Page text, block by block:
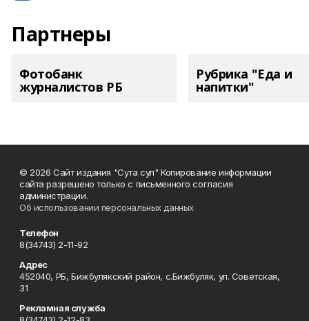
Партнеры
Фотобанк
журналистов РБ
Рубрика "Еда и
напитки"
© 2026 Сайт издания "Сута сул" Копирование информации
сайта разрешено только с письменного согласия
администрации.
Об использовании персональных данных
Телефон
8(34743) 2-11-92
Адрес
452040, РБ, Бижбулякский район, с.Бижбуляк, ул. Советская,
31
Рекламная служба